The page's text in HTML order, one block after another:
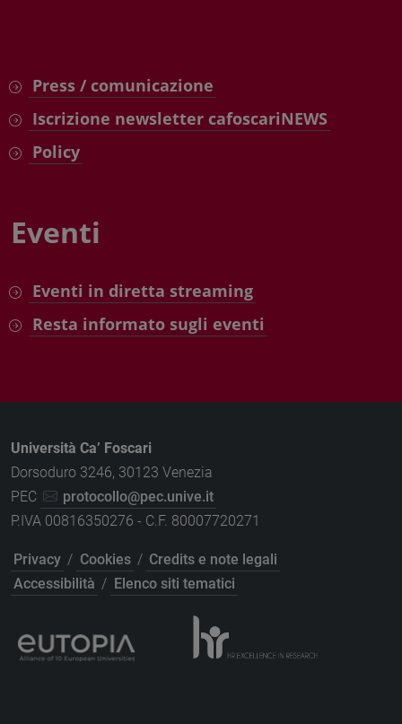
Press / comunicazione
Iscrizione newsletter cafoscariNEWS
Policy
Eventi
Eventi in diretta streaming
Resta informato sugli eventi
Università Ca’ Foscari
Dorsoduro 3246, 30123 Venezia
PEC
protocollo@pec.unive.it
P.IVA 00816350276 - C.F. 80007720271
Privacy / Cookies / Credits e note legali
Accessibilità / Elenco siti tematici